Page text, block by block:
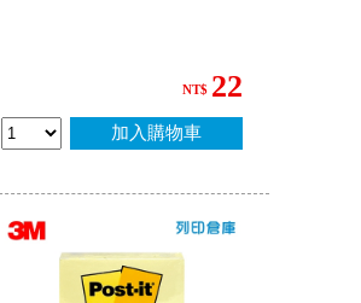
NT$ 22
加入購物車